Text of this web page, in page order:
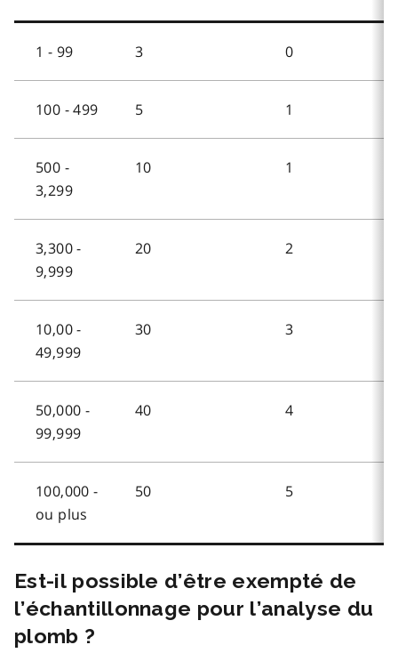
1 - 99 3 0
100 - 499 5 1
500 -
3,299
10 1
3,300 -
9,999
20 2
10,00 -
49,999
30 3
50,000 -
99,999
40 4
100,000 -
ou plus
50 5
Est-il possible d’être exempté de
l’échantillonnage pour l’analyse du
plomb ?